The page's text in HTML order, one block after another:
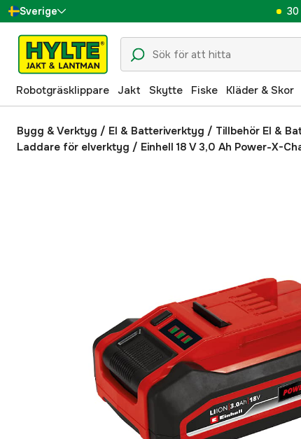
Sverige
Danmark
Suomi
Norge
Deutschland
Robotgräsklippare Jakt Skytte Fiske Kläder & Skor
Bygg & Verktyg / El & Batteriverktyg / Tillbehör El &
Laddare för elverktyg / Einhell 18 V 3,0 Ah Power-X-